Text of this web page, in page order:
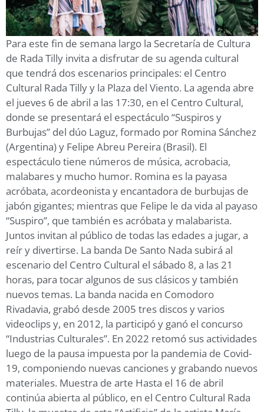
Para este fin de semana largo la Secretaría de Cultura
de Rada Tilly invita a disfrutar de su agenda cultural
que tendrá dos escenarios principales: el Centro
Cultural Rada Tilly y la Plaza del Viento. La agenda abre
el jueves 6 de abril a las 17:30, en el Centro Cultural,
donde se presentará el espectáculo “Suspiros y
Burbujas” del dúo Laguz, formado por Romina Sánchez
(Argentina) y Felipe Abreu Pereira (Brasil). El
espectáculo tiene números de música, acrobacia,
malabares y mucho humor. Romina es la payasa
acróbata, acordeonista y encantadora de burbujas de
jabón gigantes; mientras que Felipe le da vida al payaso
“Suspiro”, que también es acróbata y malabarista.
Juntos invitan al público de todas las edades a jugar, a
reír y divertirse. La banda De Santo Nada subirá al
escenario del Centro Cultural el sábado 8, a las 21
horas, para tocar algunos de sus clásicos y también
nuevos temas. La banda nacida en Comodoro
Rivadavia, grabó desde 2005 tres discos y varios
videoclips y, en 2012, la participó y ganó el concurso
“Industrias Culturales”. En 2022 retomó sus actividades
luego de la pausa impuesta por la pandemia de Covid-
19, componiendo nuevas canciones y grabando nuevos
materiales. Muestra de arte Hasta el 16 de abril
continúa abierta al público, en el Centro Cultural Rada